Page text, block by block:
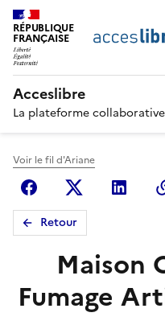
RÉPUBLIQUE
FRANÇAISE
Acceslibre
La plateforme
Voir le fil d'Ariane
FacebookX
Retour
Maison
Fumage